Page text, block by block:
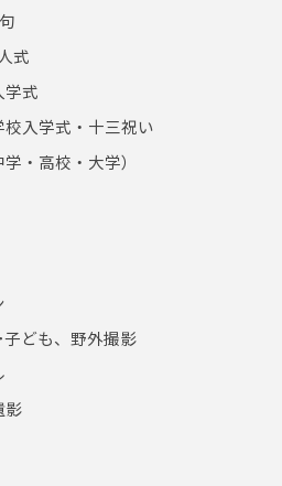
式
学式
入学式・十三祝い
・高校・大学）
ども、野外撮影
影